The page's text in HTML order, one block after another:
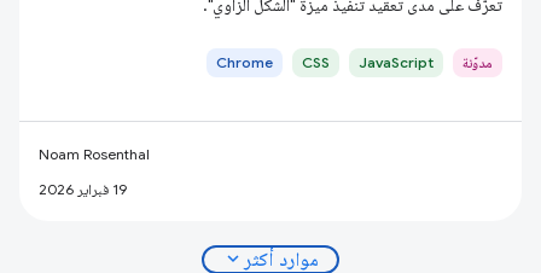
تعرَّف على مدى تعقيد تنفيذ ميزة "الشكل الزاوي".
مدوّنة JavaScript
CSS
Chrome
Noam Rosenthal
19 فبراير 2026
موارد أكثر expand_more